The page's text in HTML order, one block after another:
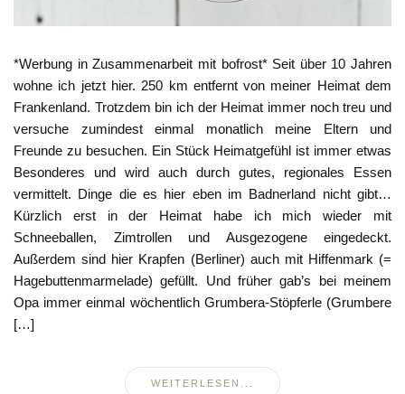
*Werbung in Zusammenarbeit mit bofrost* Seit über 10 Jahren
wohne ich jetzt hier. 250 km entfernt von meiner Heimat dem
Frankenland. Trotzdem bin ich der Heimat immer noch treu und
versuche zumindest einmal monatlich meine Eltern und
Freunde zu besuchen. Ein Stück Heimatgefühl ist immer etwas
Besonderes und wird auch durch gutes, regionales Essen
vermittelt. Dinge die es hier eben im Badnerland nicht gibt…
Kürzlich erst in der Heimat habe ich mich wieder mit
Schneeballen, Zimtrollen und Ausgezogene eingedeckt.
Außerdem sind hier Krapfen (Berliner) auch mit Hiffenmark (=
Hagebuttenmarmelade) gefüllt. Und früher gab’s bei meinem
Opa immer einmal wöchentlich Grumbera-Stöpferle (Grumbere
[…]
WEITERLESEN...